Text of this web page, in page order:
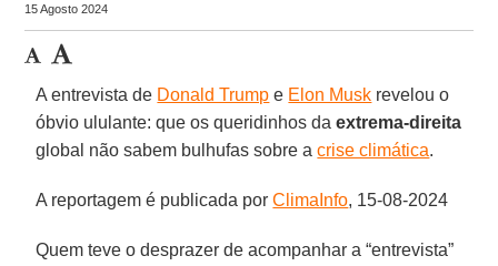
15 Agosto 2024
A entrevista de Donald Trump e Elon Musk revelou o
óbvio ululante: que os queridinhos daextrema-direita
global não sabem bulhufas sobre acrise climática.
A reportagem é publicada porClimaInfo, 15-08-2024
Quem teve o desprazer de acompanhar a “entrevista”